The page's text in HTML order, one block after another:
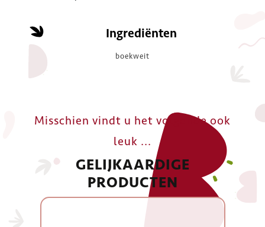
Ingrediënten
boekweit
Misschien vindt u het volgende ook
leuk ...
GELIJKAARDIGE
PRODUCTEN